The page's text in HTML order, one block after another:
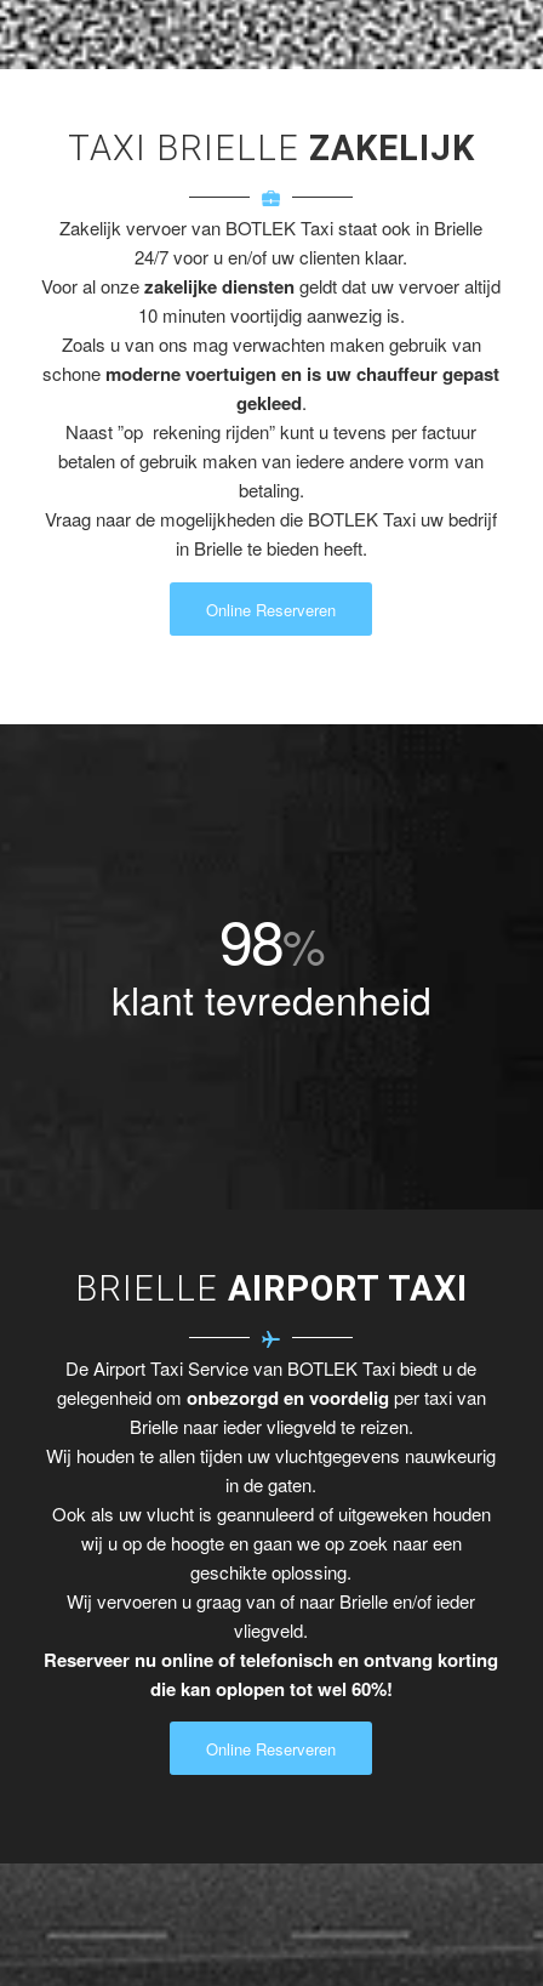
TAXI BRIELLE ZAKELIJK
Zakelijk vervoer van BOTLEK Taxi staat ook in Brielle
24/7 voor u en/of uw clienten klaar.
Voor al onzezakelijke dienstengeldt dat uw vervoer altijd
10 minuten voortijdig aanwezig is.
Zoals u van ons mag verwachten maken gebruik van
schone moderne voertuigen en is uw chauffeur gepast
gekleed.
Naast ”op rekening rijden” kunt u tevens per factuur
betalen of gebruik maken van iedere andere vorm van
betaling.
Vraag naar de mogelijkheden die BOTLEK Taxi uw bedrijf
in Brielle te bieden heeft.
Online Reserveren
98%
klant tevredenheid
BRIELLE AIRPORT TAXI
De Airport Taxi Service van BOTLEK Taxi biedt u de
gelegenheid om onbezorgd en voordelig per taxi van
Brielle naar ieder vliegveld te reizen.
Wij houden te allen tijden uw vluchtgegevens nauwkeurig
in de gaten.
Ook als uw vlucht is geannuleerd of uitgeweken houden
wij u op de hoogte en gaan we op zoek naar een
geschikte oplossing.
Wij vervoeren u graag van of naar Brielle en/of ieder
vliegveld.
Reserveer nu online of telefonisch en ontvang korting
die kan oplopen tot wel 60%!
Online Reserveren